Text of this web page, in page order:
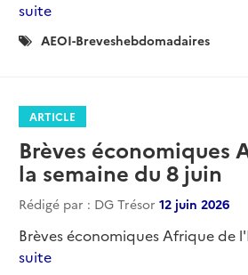
suite
Catégories
AEOI-Breveshebdomadaires
ARTICLE
Brèves économiques
la semaine du 8 juin
Rédigé par : DG Trésor 12 juin 2026
Brèves économiques Afrique de
suite